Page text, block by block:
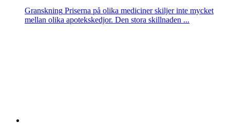
Granskning Priserna på olika mediciner skiljer inte mycket
mellan olika apotekskedjor. Den stora skillnaden ...